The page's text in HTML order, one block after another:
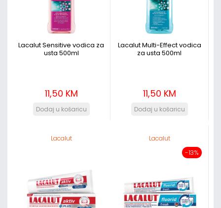
Lacalut Sensitive vodica za
usta 500ml
11,50 KM
Lacalut Multi-Effect vodica
za usta 500ml
11,50 KM
Lacalut Lacalut
-13%